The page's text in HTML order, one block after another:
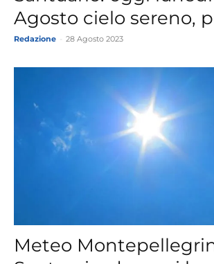
Agosto cielo sereno,
Redazione 28 Agosto 2023
Meteo